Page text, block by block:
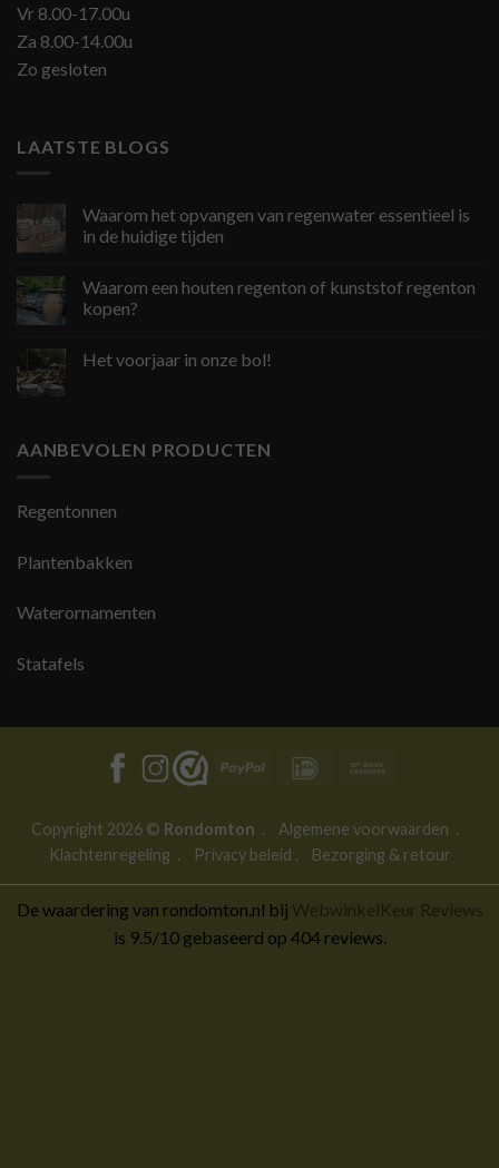
Vr 8.00-17.00u
Za 8.00-14.00u
Zo gesloten
LAATSTE BLOGS
Waarom het opvangen van regenwater essentieel is
in de huidige tijden
Waarom een houten regenton of kunststof regenton
kopen?
Het voorjaar in onze bol!
AANBEVOLEN PRODUCTEN
Regentonnen
Plantenbakken
Waterornamenten
Statafels
PayPal IDeal
Copyright 2026 © Rondomton . Algemene voorwaarden .
Klachtenregeling . Privacy beleid . Bezorging & retour
De waardering van rondomton.nl bij WebwinkelKeur Reviews
is 9.5/10 gebaseerd op 404 reviews.